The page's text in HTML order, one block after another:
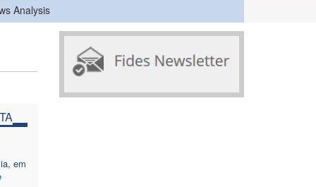
Analysis
em